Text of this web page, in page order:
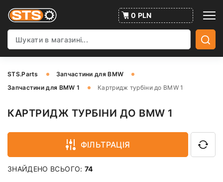
0 PLN
STS.Parts
Запчастини для BMW
Запчастини для BMW 1
Картридж турбіни до BMW 1
КАРТРИДЖ ТУРБІНИ ДО BMW 1
ФІЛЬТРАЦІЯ
ЗНАЙДЕНО ВСЬОГО: 74